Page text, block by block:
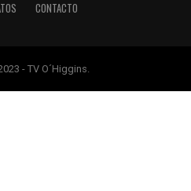
CONTACTO
- TV O´Higgins.